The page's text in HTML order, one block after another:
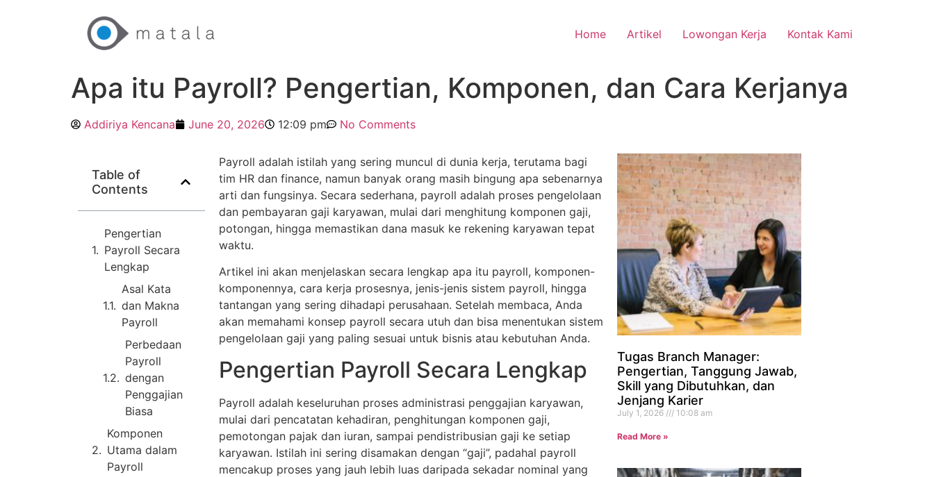
Home Artikel Lowongan Kerja Kontak Kami
Apa itu Payroll? Pengertian, Komponen, dan Cara Kerjanya
Addiriya Kencana June 20, 2026 12:09 pm No Comments
Table of
Contents
Pengertian
Payroll Secara
Lengkap
Asal Kata
dan Makna
Payroll
Perbedaan
Payroll
dengan
Penggajian
Biasa
Komponen
Utama dalam
Payroll
Payroll adalah istilah yang sering muncul di dunia kerja, terutama bagi
tim HR dan finance, namun banyak orang masih bingung apa sebenarnya
arti dan fungsinya. Secara sederhana, payroll adalah proses pengelolaan
dan pembayaran gaji karyawan, mulai dari menghitung komponen gaji,
potongan, hingga memastikan dana masuk ke rekening karyawan tepat
waktu.
Artikel ini akan menjelaskan secara lengkap apa itu payroll, komponen-
komponennya, cara kerja prosesnya, jenis-jenis sistem payroll, hingga
tantangan yang sering dihadapi perusahaan. Setelah membaca, Anda
akan memahami konsep payroll secara utuh dan bisa menentukan sistem
pengelolaan gaji yang paling sesuai untuk bisnis atau kebutuhan Anda.
Pengertian Payroll Secara Lengkap
Payroll adalah keseluruhan proses administrasi penggajian karyawan,
mulai dari pencatatan kehadiran, penghitungan komponen gaji,
pemotongan pajak dan iuran, sampai pendistribusian gaji ke setiap
karyawan. Istilah ini sering disamakan dengan “gaji”, padahal payroll
mencakup proses yang jauh lebih luas daripada sekadar nominal yang
Tugas Branch Manager:
Pengertian, Tanggung Jawab,
Skill yang Dibutuhkan, dan
Jenjang Karier
July 1, 2026 10:08 am
Read More »